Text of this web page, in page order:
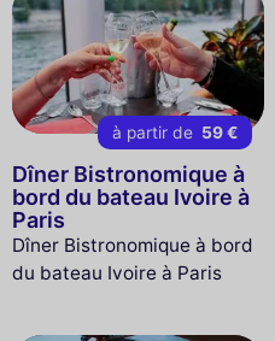
à partir de 59 €
Dîner Bistronomique à
bord du bateau Ivoire à
Paris
Dîner Bistronomique à bord
du bateau Ivoire à Paris